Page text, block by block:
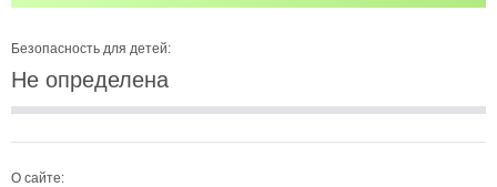
Безопасность для детей:
Не определена
О сайте: